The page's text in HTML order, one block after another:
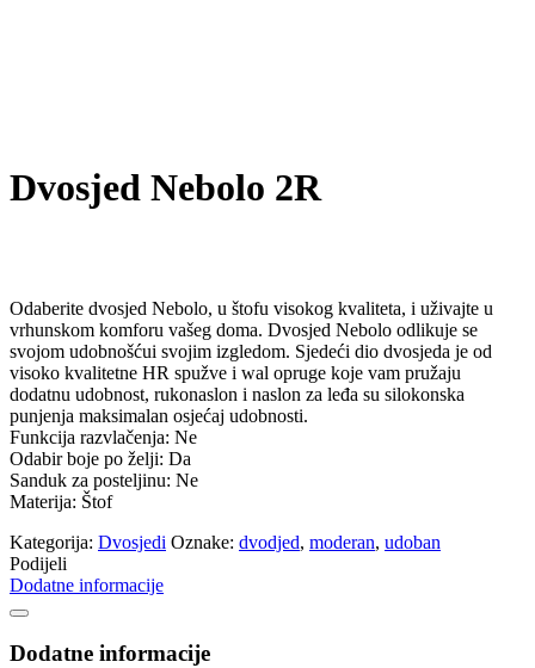
Dvosjed Nebolo 2R
Odaberite dvosjed Nebolo, u štofu visokog kvaliteta, i uživajte u
vrhunskom komforu vašeg doma. Dvosjed Nebolo odlikuje se
svojom udobnošćui svojim izgledom. Sjedeći dio dvosjeda je od
visoko kvalitetne HR spužve i wal opruge koje vam pružaju
dodatnu udobnost, rukonaslon i naslon za leđa su silokonska
punjenja maksimalan osjećaj udobnosti.
Funkcija razvlačenja: Ne
Odabir boje po želji: Da
Sanduk za posteljinu: Ne
Materija: Štof
Kategorija: Dvosjedi Oznake: dvodjed, moderan, udoban
Podijeli
Dodatne informacije
Dodatne informacije